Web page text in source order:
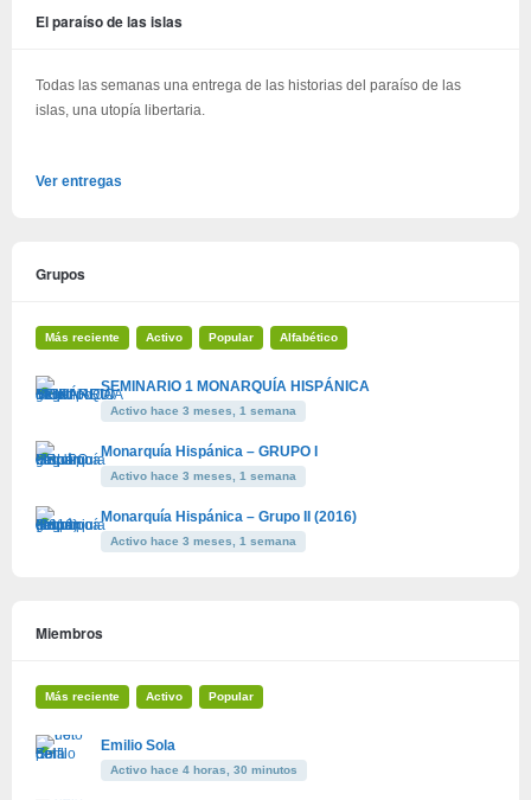
El paraíso de las islas
Todas las semanas una entrega de las historias del paraíso de las
islas, una utopía libertaria.
Ver entregas
Grupos
Más reciente Activo Popular Alfabético
SEMINARIO 1 MONARQUÍA HISPÁNICA
Activo hace 3 meses, 1 semana
Monarquía Hispánica – GRUPO I
Activo hace 3 meses, 1 semana
Monarquía Hispánica – Grupo II (2016)
Activo hace 3 meses, 1 semana
Miembros
Más reciente Activo Popular
Emilio Sola
Activo hace 4 horas, 30 minutos